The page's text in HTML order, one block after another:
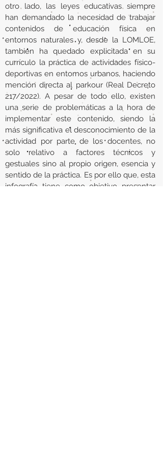
otro lado, las leyes educativas siempre
han demandado la necesidad de trabajar
contenidos de educación física en
entornos naturales y, desde la LOMLOE,
también ha quedado explicitada en su
currículo la práctica de actividades físico-
deportivas en entornos urbanos, haciendo
mención directa al parkour (Real Decreto
217/2022). A pesar de todo ello, existen
una serie de problemáticas a la hora de
implementar este contenido, siendo la
más significativa el desconocimiento de la
actividad por parte de los docentes, no
solo relativo a factores técnicos y
gestuales sino al propio origen, esencia y
sentido de la práctica. Es por ello que, esta
infografía tiene como objetivo presentar